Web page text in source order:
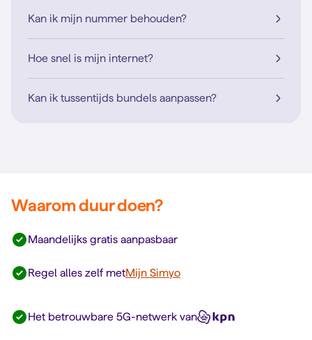
Kan ik mijn nummer behouden?
Hoe snel is mijn internet?
Kan ik tussentijds bundels aanpassen?
Waarom duur doen?
Maandelijks gratis aanpasbaar
Regel alles zelf metMijn Simyo
Het betrouwbare 5G-netwerk van